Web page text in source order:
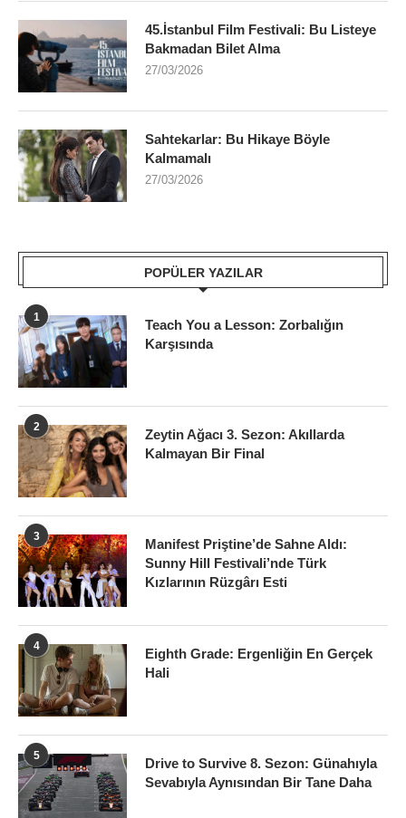
45.İstanbul Film Festivali: Bu Listeye
Bakmadan Bilet Alma
27/03/2026
Sahtekarlar: Bu Hikaye Böyle
Kalmamalı
27/03/2026
POPÜLER YAZILAR
1
Teach You a Lesson: Zorbalığın
Karşısında
2
Zeytin Ağacı 3. Sezon: Akıllarda
Kalmayan Bir Final
3
Manifest Priştine’de Sahne Aldı:
Sunny Hill Festivali’nde Türk
Kızlarının Rüzgârı Esti
4
Eighth Grade: Ergenliğin En Gerçek
Hali
5
Drive to Survive 8. Sezon: Günahıyla
Sevabıyla Aynısından Bir Tane Daha